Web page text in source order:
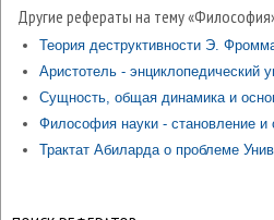
Другие рефераты на тему
Теория деструктивности Э.
Аристотель - энциклопедический
Сущность, общая динамика и
Философия науки - становление и
Трактат Абиларда о проблеме